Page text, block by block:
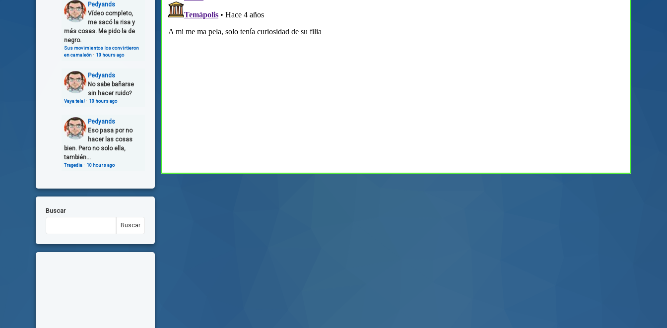
Pedyands
Vídeo completo,
me sacó la risa y
más cosas. Me pido la de
negro.
Sus movimientos los convirtieron
en camaleón· 10 hours ago
Pedyands
No sabe bañarse
sin hacer ruido?
Vaya tela!· 10 hours ago
Pedyands
Eso pasa por no
hacer las cosas
bien. Pero no solo ella,
también...
Tragedia· 10 hours ago
Buscar
Buscar